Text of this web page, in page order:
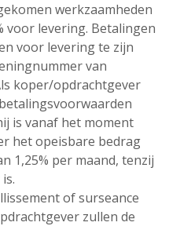
werkzaamheden
voor levering. Betalingen
voor levering te zijn
van
koper/opdrachtgever
is vanaf het moment
het opeisbare bedrag
1,25% per maand, tenzij
of surseance
zullen de